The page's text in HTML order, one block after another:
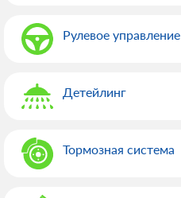
Рулевое управление
Детейлинг
Тормозная система